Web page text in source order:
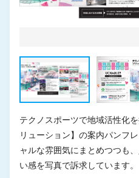
テクノスポーツで地域活性化
リューション】の案内パンフ
ャルな雰囲気にまとめつつも
い感を写真で訴求しています。